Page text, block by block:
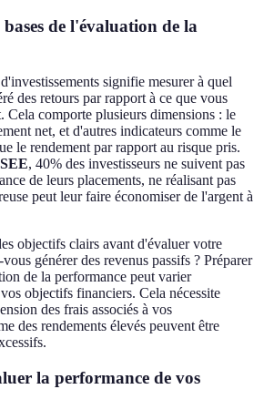
de l'évaluation de la
signifie mesurer à quel
des retours par rapport à ce que vous
Cela comporte plusieurs dimensions : le
net, et d'autres indicateurs comme le
le rendement par rapport au risque pris.
, 40% des investisseurs ne suivent pas
de leurs placements, ne réalisant pas
peut leur faire économiser de l'argent à
objectifs clairs avant d'évaluer votre
générer des revenus passifs ? Préparer
de la performance peut varier
objectifs financiers. Cela nécessite
des frais associés à vos
des rendements élevés peuvent être
la performance de vos